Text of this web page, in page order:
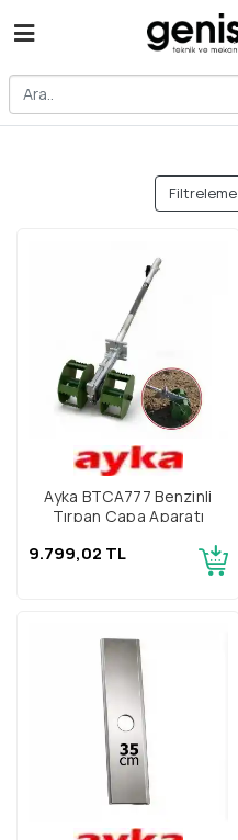
Filtreleme
Ayka BTCA777 Benzinli
Tırpan Çapa Aparatı
9.799,02 TL